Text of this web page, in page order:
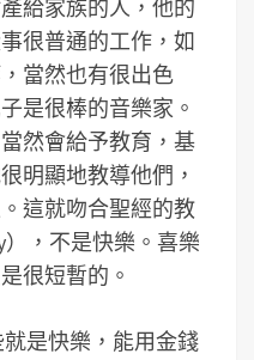
給家族的人，他的
很普通的工作，如
當然也有很出色
是很棒的音樂家。
然會給予教育，基
明顯地教導他們，
這就吻合聖經的教
，不是快樂。喜樂
很短暫的。
是快樂，能用金錢